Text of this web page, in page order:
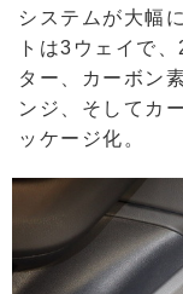
システムが大幅
トは3ウェイで
ター、カーボン
ンジ、そしてカ
ッケージ化。